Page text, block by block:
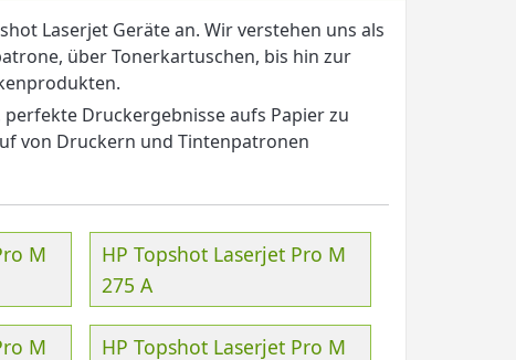
Laserjet Geräte an. Wir verstehen uns als
über Tonerkartuschen, bis hin zur
Druckergebnisse aufs Papier zu
von Druckern und Tintenpatronen
M
HP Topshot Laserjet Pro M
275 A
M
HP Topshot Laserjet Pro M